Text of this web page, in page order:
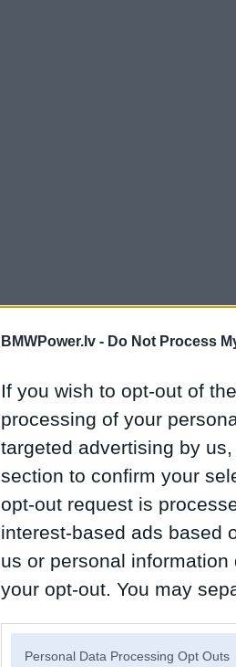
BMWPower.lv - Do Not Process
If you wish to opt-out of
processing of your
targeted advertising by
section to confirm your
opt-out request is
interest-based ads based
us or personal
your opt-out. You may
Personal Data Processing Opt Outs